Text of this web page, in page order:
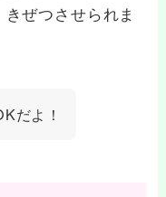
ぜつさせられま
だよ！